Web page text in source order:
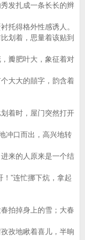
发扎成一条长长的辫
得格外性感诱人。
划着，思量着该贴到
瓣肥叶大，象征着对
大大的囍字，韵含着
着时，屋门突然打开
口而出，高兴地转
来的人原来是一个结
"连忙挪下炕，拿起
拍掉身上的雪；大春
孜地瞅着喜儿，半晌